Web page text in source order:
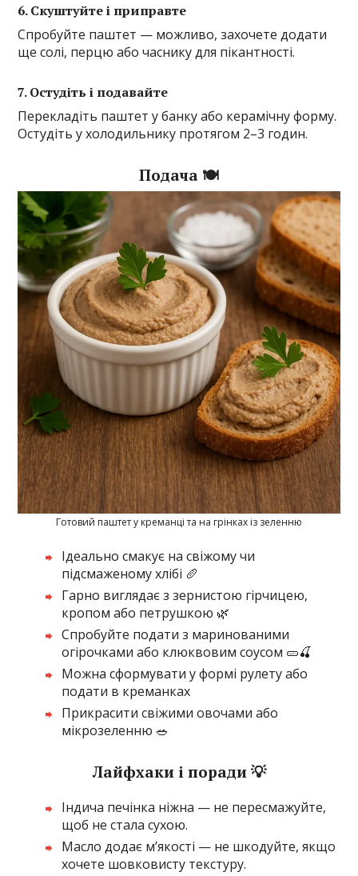
6. Скуштуйте і приправте
Спробуйте паштет — можливо, захочете додати
ще солі, перцю або часнику для пікантності.
7. Остудіть і подавайте
Перекладіть паштет у банку або керамічну форму.
Остудіть у холодильнику протягом 2–3 годин.
Подача 🍽️
Готовий паштет у креманці та на грінках із зеленню
Ідеально смакує на свіжому чи
підсмаженому хлібі 🥖
Гарно виглядає з зернистою гірчицею,
кропом або петрушкою 🌿
Спробуйте подати з маринованими
огірочками або клюквовим соусом 🥒🍒
Можна сформувати у формі рулету або
подати в креманках
Прикрасити свіжими овочами або
мікрозеленню 🥗
Лайфхаки і поради 💡
Індича печінка ніжна — не пересмажуйте,
щоб не стала сухою.
Масло додає м’якості — не шкодуйте, якщо
хочете шовковисту текстуру.